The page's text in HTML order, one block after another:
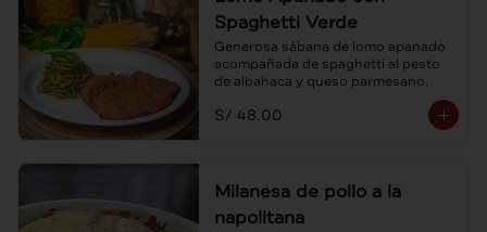
Spaghetti Verde
Generosa sábana de lomo apanado
acompañada de spaghetti al pesto
de albahaca y queso parmesano.
S/ 48.00
Milanesa de pollo a la
napolitana